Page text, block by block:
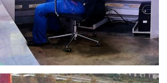
и модернизированы основные и
регулярный мониторинг. Критерии
или введены вновь. Регулярный
и тем самым повышать результативность